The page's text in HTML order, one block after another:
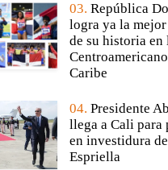
03. República
logra ya la
de su historia en
Caribe
04. Presidente
llega a Cali para
en investidura
Espriella